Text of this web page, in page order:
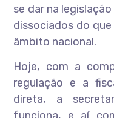
se dar na
dissociados do
âmbito nacional.
Hoje, com a
regulação e a
direta, a